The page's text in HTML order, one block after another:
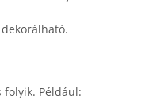
folyik. Például: